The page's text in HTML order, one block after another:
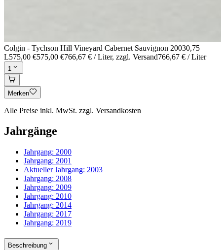
Colgin - Tychson Hill Vineyard Cabernet Sauvignon 20030,75
L575,00 €575,00 €766,67 € / Liter, zzgl. Versand766,67 € / Liter
1
Merken
Alle Preise inkl. MwSt. zzgl. Versandkosten
Jahrgänge
Jahrgang: 2000
Jahrgang: 2001
Aktueller Jahrgang: 2003
Jahrgang: 2008
Jahrgang: 2009
Jahrgang: 2010
Jahrgang: 2014
Jahrgang: 2017
Jahrgang: 2019
Beschreibung